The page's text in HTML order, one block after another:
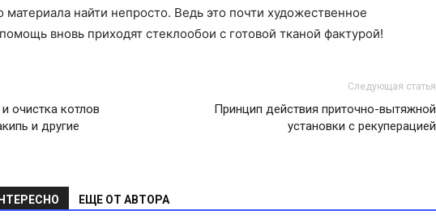
материала найти непросто. Ведь это почти художественное
вновь приходят стеклообои с готовой тканой фактурой!
очистка котлов
и другие
Следующая статья
Принцип действия приточно-вытяжной
установки с рекуперацией
ЕЩЕ ОТ АВТОРА